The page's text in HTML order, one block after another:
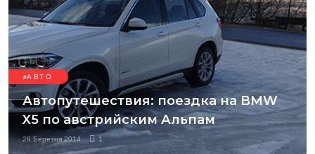
АВТО
Автопутешествия: поездка на BMW
X5 по австрийским Альпам
28 Березня 2014 1